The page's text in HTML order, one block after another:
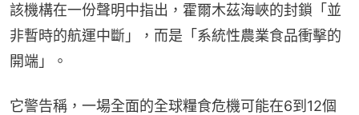
該機構在一份聲明中指出，霍爾木茲海峽的封鎖「並
非暫時的航運中斷」，而是「系統性農業食品衝擊的
開端」。
它警告稱，一場全面的全球糧食危機可能在6到12個